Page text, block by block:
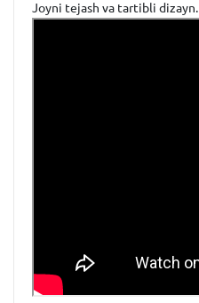
Joyni tejash va tartibli dizayn.